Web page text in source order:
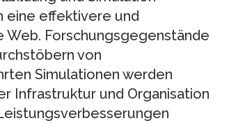
eine effektivere und
Forschungsgegenstände
von
Simulationen werden
Infrastruktur und Organisation